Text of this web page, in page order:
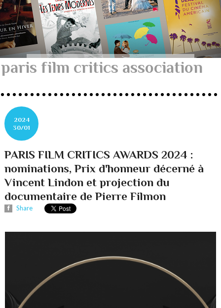
paris film critics association
2024
30/01
PARIS FILM CRITICS AWARDS 2024 :
nominations, Prix d'honneur décerné à
Vincent Lindon et projection du
documentaire de Pierre Filmon
Share